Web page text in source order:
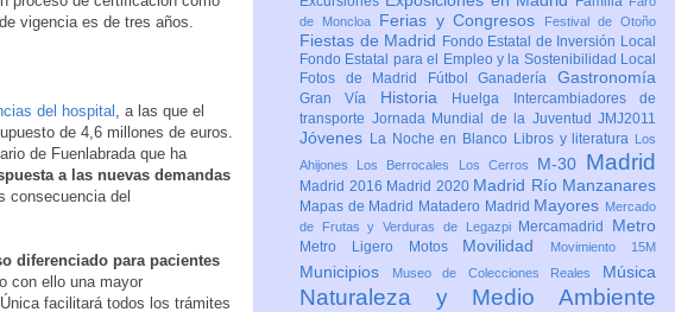
vigencia es de tres años.
del hospital
, a las que el
de 4,6 millones de euros.
de Fuenlabrada que ha
a las nuevas demandas
consecuencia del
diferenciado para pacientes
con ello una mayor
facilitará todos los trámites
de Moncloa
Ferias y Congresos Festival de Otoño
Fiestas de Madrid Fondo Estatal de Inversión Local
Fondo Estatal para el Empleo y la Sostenibilidad Local
Fotos de Madrid
FútbolGanaderíaGastronomía
Gran Vía Historia Huelga
Intercambiadores de
transporte Jornada Mundial de la Juventud JMJ2011
Jóvenes La Noche en Blanco Libros y literatura
Los
Ahijones
Los Berrocales Los Cerros M-30 Madrid
Madrid 2016 Madrid 2020 Madrid Río Manzanares
Mapas de Madrid Matadero Madrid Mayores Mercado
de Frutas y Verduras de Legazpi
Mercamadrid Metro
Metro Ligero Motos Movilidad Movimiento 15M
Municipios Museo de Colecciones Reales Música
Naturaleza y Medio Ambiente